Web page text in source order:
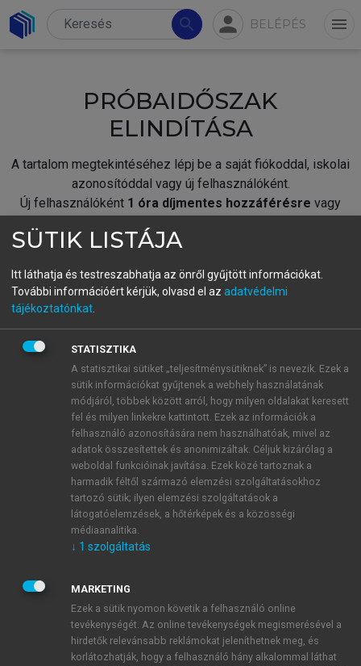
search person BELÉPÉS menu
PRÓBAIDŐSZAK
ELINDÍTÁSA
A tartalom megtekintéséhez lépj be a saját fiókoddal, iskolai
azonosítóddal vagy új felhasználóként.
Új felhasználóként 1 óra díjmentes hozzáférésre vagy
fiókoddal,vagy hozz létre új fiókot.
A regisztráció után apróbaidőszakautomatikusan
BELÉPÉS SAJÁT FIÓKKAL
ÚJ FIÓK LÉTREHOZÁSA
1 óra díjmentes hozzáférés
E-MAIL-CÍM
JELSZÓ
JELSZÓ ÚJRA
SÜTIK LISTÁJA
Itt láthatja és testreszabhatja az önről gyűjtött információkat.
További információért kérjük, olvasd el az adatvédelmi
tájékoztatónkat
STATISZTIKA
A statisztikai sütiket „teljesítménysütiknek” is nevezik. Ezek a
sütik információkat gyűjtenek a webhely használatának
módjáról, többek között arról, hogy milyen oldalakat keresett
fel és milyen linkekre kattintott. Ezek az információk a
felhasználó azonosítására nem használhatóak, mivel az
adatok összesítettek és anonimizáltak. Céljuk kizárólag a
weboldal funkcióinak javítása. Ezek közé tartoznak a
harmadik féltől származó elemzési szolgáltatásokhoz
tartozó sütik; ilyen elemzési szolgáltatások a
látogatóelemzések, a hőtérképek és a közösségi
médiaanalitika.
↓ 1 szolgáltatás
MARKETING
Ezek a sütik nyomon követik a felhasználó online
tevékenységét. Az online tevékenységek megismerésével a
hirdetők relevánsabb reklámokat jeleníthetnek meg, és
korlátozhatják, hogy a felhasználó hány alkalommal láthat